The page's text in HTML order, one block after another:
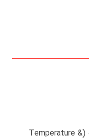
ارتفاع سنج (Altimeter), دما و رطوبت (Temperature &